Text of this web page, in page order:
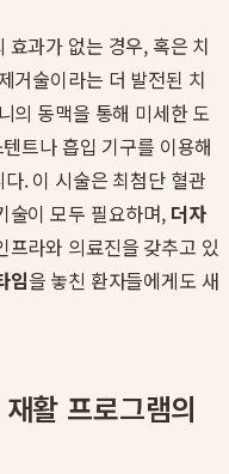
과가 없는 경우, 혹은 치
거술이라는 더 발전된 치
의 동맥을 통해 미세한 도
트나 흡입 기구를 이용해
. 이 시술은 최첨단 혈관
술이 모두 필요하며, 더자
프라와 의료진을 갖추고 있
임을 놓친 환자들에게도 새
활 프로그램의